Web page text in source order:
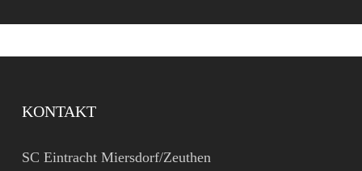
KONTAKT
SC Eintracht Miersdorf/Zeuthen